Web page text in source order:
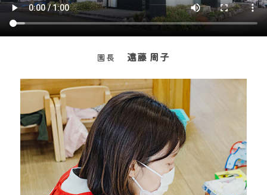
園長 遠藤 周子